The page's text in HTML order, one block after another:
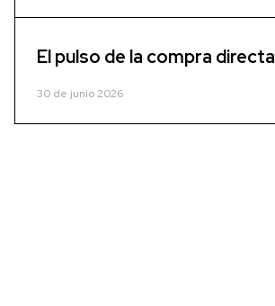
El pulso de la compra directa
30 de junio 2026